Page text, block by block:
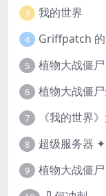
3 我的世界
4 Griffpatch
5 植物大战僵尸
6 植物大战僵
7 《我的世界
8 超级服务器
9 植物大战僵尸